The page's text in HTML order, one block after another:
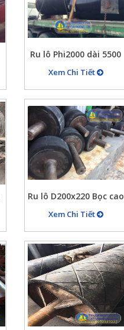
Ru lô Phi2000 dài 5500
bọc cao su dày 30mm
cho băng tải quặng
Xem Chi Tiết
Ru lô D200x220 Bọc cao
su chịu lực cao
Xem Chi Tiết